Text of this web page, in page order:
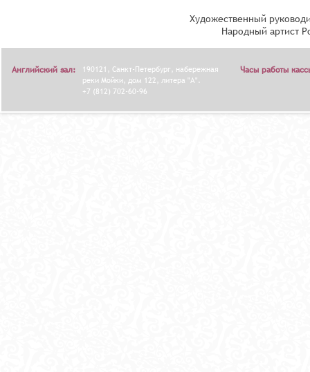
Художественный
Народный артист
Английский зал:
190121, Санкт-Петербург, набережная
реки Мойки, дом 122, литера "А".
+7 (812) 702-60-96
Часы работы